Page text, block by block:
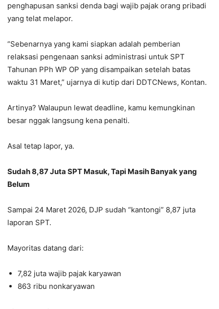
penghapusan sanksi denda bagi wajib pajak orang pribadi
yang telat melapor.
“Sebenarnya yang kami siapkan adalah pemberian
relaksasi pengenaan sanksi administrasi untuk SPT
Tahunan PPh WP OP yang disampaikan setelah batas
waktu 31 Maret,” ujarnya di kutip dari DDTCNews, Kontan.
Artinya? Walaupun lewat deadline, kamu kemungkinan
besar nggak langsung kena penalti.
Asal tetap lapor, ya.
Sudah 8,87 Juta SPT Masuk, Tapi Masih Banyak yang
Belum
Sampai 24 Maret 2026, DJP sudah “kantongi” 8,87 juta
laporan SPT.
Mayoritas datang dari:
7,82 juta wajib pajak karyawan
863 ribu nonkaryawan